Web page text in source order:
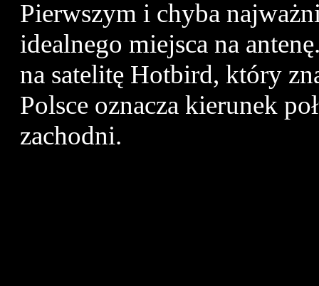
Pierwszym i chyba
idealnego miejsca na
na satelitę Hotbird, który
Polsce oznacza kierunek
zachodni.